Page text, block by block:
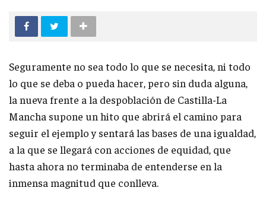
Seguramente no sea todo lo que se necesita, ni todo
lo que se deba o pueda hacer, pero sin duda alguna,
la nueva frente a la despoblación de Castilla-La
Mancha supone un hito que abrirá el camino para
seguir el ejemplo y sentará las bases de una igualdad,
a la que se llegará con acciones de equidad, que
hasta ahora no terminaba de entenderse en la
inmensa magnitud que conlleva.